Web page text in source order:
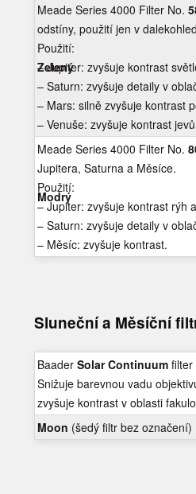
Zelený
Meade Series 4000 Filter No.
odstíny, použití jen v
Použití:
– Jupiter: zvyšuje kontrast
– Saturn: zvyšuje detaily v
– Mars: silně zvyšuje kontrast
– Venuše: zvyšuje kontrast
Modrý
Meade Series 4000 Filter No.
Jupitera, Saturna a Měsíce.
Použití:
– Jupiter: zvyšuje kontrast rýh
– Saturn: zvyšuje detaily v
– Měsíc: zvyšuje kontrast.
Sluneční a Měsíční
Baader Solar Continuumfilter
Snižuje barevnou vadu
zvyšuje kontrast v oblasti
Moon (šedý filtr bez označení)